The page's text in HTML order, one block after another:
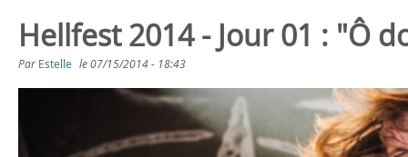
Hellfest 2014 - Jour 01 : "Ô
Par Estelle le07/15/2014 - 18:43